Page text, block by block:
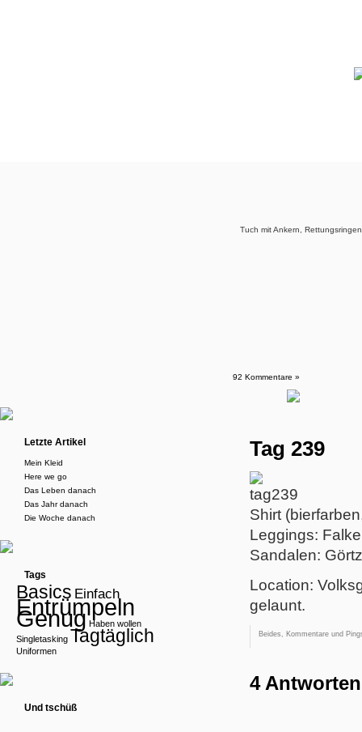
Tuch mit Ankern,
92 Kommentare »
Tag 239
Shirt
Leggings: Falke
Sandalen: Görtz
Location:
gelaunt.
Beides, Kommentare und
4
Letzte Artikel
Mein Kleid
Here we go
Das Leben danach
Das Jahr danach
Die Woche danach
Tags
Basics Einfach
Entrümpeln
Genug Haben wollen
Singletasking Tagtäglich
Uniformen
Und tschüß